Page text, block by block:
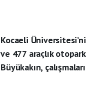
Kocaeli
ve 477 araçlık
Büyükakın,